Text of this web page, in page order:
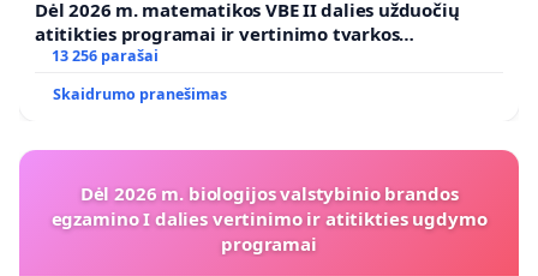
Dėl 2026 m. matematikos VBE II dalies užduočių
atitikties programai ir vertinimo tvarkos
koregavimo
13 256 parašai
Skaidrumo pranešimas
Dėl 2026 m. biologijos valstybinio brandos
egzamino I dalies vertinimo ir atitikties ugdymo
programai